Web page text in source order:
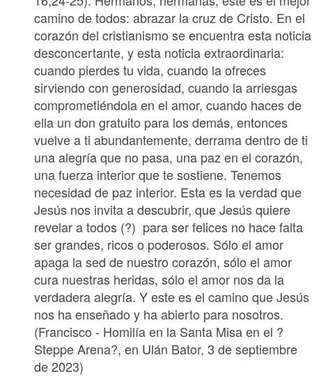
camino de todos: abrazar la cruz de Cristo. En el
corazón del cristianismo se encuentra esta noticia
desconcertante, y esta noticia extraordinaria:
cuando pierdes tu vida, cuando la ofreces
sirviendo con generosidad, cuando la arriesgas
comprometiéndola en el amor, cuando haces de
ella un don gratuito para los demás, entonces
vuelve a ti abundantemente, derrama dentro de ti
una alegría que no pasa, una paz en el corazón,
una fuerza interior que te sostiene. Tenemos
necesidad de paz interior. Esta es la verdad que
Jesús nos invita a descubrir, que Jesús quiere
revelar a todos (?) para ser felices no hace falta
ser grandes, ricos o poderosos. Sólo el amor
apaga la sed de nuestro corazón, sólo el amor
cura nuestras heridas, sólo el amor nos da la
verdadera alegría. Y este es el camino que Jesús
nos ha enseñado y ha abierto para nosotros.
(Francisco - Homilía en la Santa Misa en el ?
Steppe Arena?, en Ulán Bator, 3 de septiembre
de 2023)